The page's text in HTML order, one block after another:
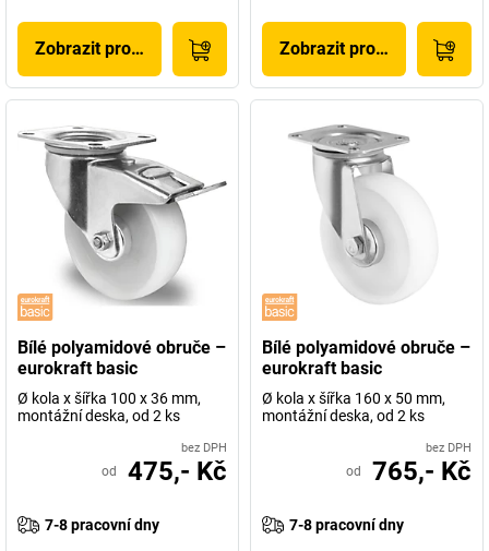
Zobrazit produkt Zobrazit produkt
Bílé polyamidové obruče –
eurokraft basic
Ø kola x šířka 100 x 36 mm,
montážní deska, od 2 ks
bez DPH
od 475,- Kč
7-8 pracovní dny
Bílé polyamidové obruče –
eurokraft basic
Ø kola x šířka 160 x 50 mm,
montážní deska, od 2 ks
bez DPH
od 765,- Kč
7-8 pracovní dny